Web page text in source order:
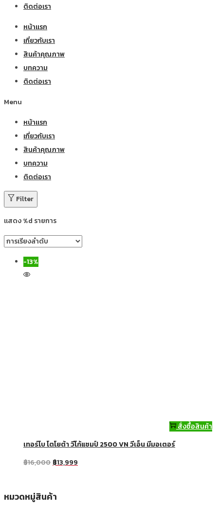
ติดต่อเรา
หน้าแรก
เกี่ยวกับเรา
สินค้าคุณภาพ
บทความ
ติดต่อเรา
Menu
หน้าแรก
เกี่ยวกับเรา
สินค้าคุณภาพ
บทความ
ติดต่อเรา
Filter
แสดง %d รายการ
-13%
สั่งซื้อสินค้า
เทอร์โบ โตโยต้า วีโก้แชมป์ 2500 VN วีเอ็น มีมอเตอร์
฿16,000฿13,999
หมวดหมู่สินค้า